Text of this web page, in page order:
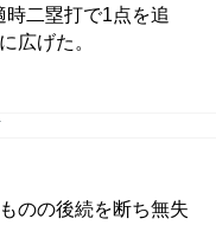
二塁打で1点を追
広げた。
のの後続を断ち無失